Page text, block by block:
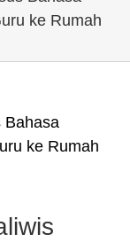
ke Rumah
Bahasa
ke Rumah